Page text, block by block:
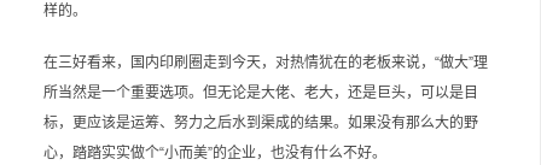
样的。
在三好看来，国内印刷圈走到今天，对热情犹在的老板来说，“做大”理
所当然是一个重要选项。但无论是大佬、老大，还是巨头，可以是目
标，更应该是运筹、努力之后水到渠成的结果。如果没有那么大的野
心，踏踏实实做个“小而美”的企业，也没有什么不好。